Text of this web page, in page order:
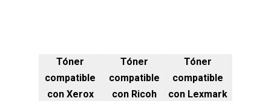
Tóner
compatible
con Xerox
Tóner
compatible
con Ricoh
Tóner
compatible
con Lexmark